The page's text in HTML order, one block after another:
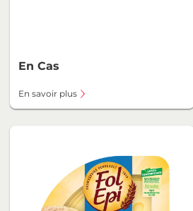
En Cas
En savoir plus